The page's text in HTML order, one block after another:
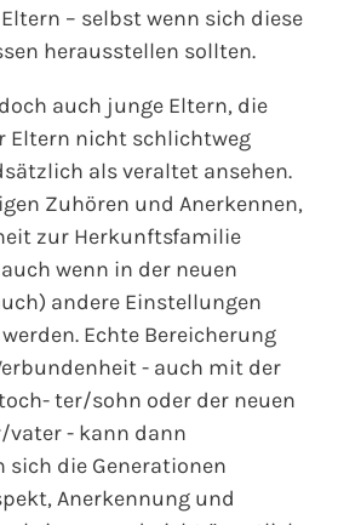
– selbst wenn sich diese
herausstellen sollten.
auch junge Eltern, die
Eltern nicht schlichtweg
als veraltet ansehen.
Zuhören und Anerkennen,
zur Herkunftsfamilie
wenn in der neuen
andere Einstellungen
Echte Bereicherung
- auch mit der
ter/sohn oder der neuen
- kann dann
die Generationen
Anerkennung und